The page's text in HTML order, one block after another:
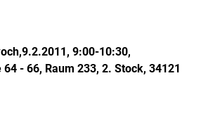
9:00-10:30,
- 66, Raum 233, 2. Stock, 34121